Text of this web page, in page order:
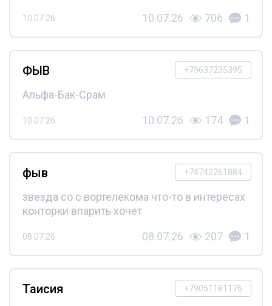
10.07.26 10.07.26 706 1
+79637235395
ФЫВ
Альфа-Бак-Срам
10.07.26 10.07.26 174 1
+74742261884
фыв
звезда со с вортелекома что-то в интересах
конторки впарить хочет
08.07.26 08.07.26 207 1
+79051181176
Таисия